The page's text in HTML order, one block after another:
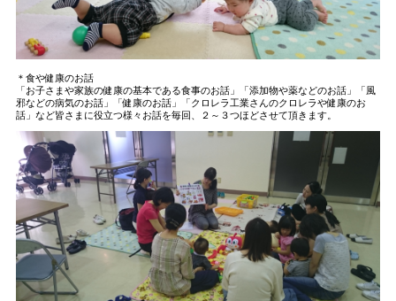
＊食や健康のお話
「お子さまや家族の健康の基本である食事のお話」「添加物や薬などのお話」「風
邪などの病気のお話」「健康のお話」「クロレラ工業さんのクロレラや健康のお
話」など皆さまに役立つ様々お話を毎回、２～３つほどさせて頂きます。